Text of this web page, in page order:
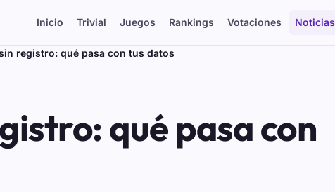
Inicio Trivial Juegos Rankings Votaciones Noticias
registro: qué pasa con tus datos
qué pasa con